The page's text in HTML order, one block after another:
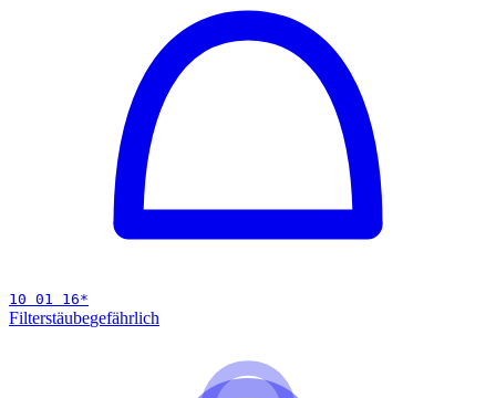
10 01 16*
Filterstäubegefährlich